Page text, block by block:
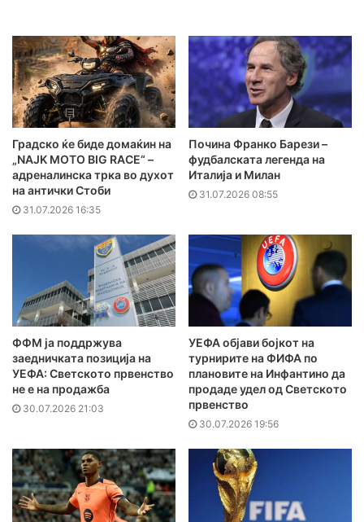
Градско ќе биде домаќин на
„NAJK MOTO BIG RACE“ –
адреналинска трка во духот
на антички Стоби
31.07.2026 16:35
Почина Франко Барези –
фудбалската легенда на
Италија и Милан
31.07.2026 08:55
ФФМ ја поддржува
заедничката позиција на
УЕФА: Светското првенство
не е на продажба
30.07.2026 21:03
УЕФА објави бојкот на
турнирите на ФИФА по
плановите на Инфантино да
продаде удел од Светското
првенство
30.07.2026 19:56